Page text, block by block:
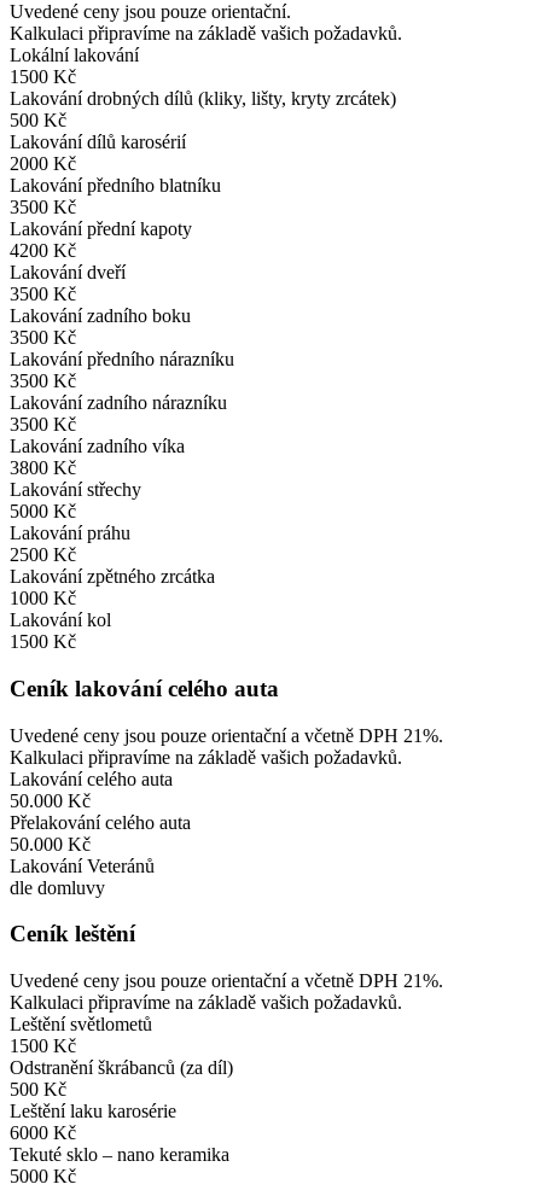
Uvedené ceny jsou pouze orientační.
Kalkulaci připravíme na základě vašich požadavků.
Lokální lakování
1500 Kč
Lakování drobných dílů (kliky, lišty, kryty zrcátek)
500 Kč
Lakování dílů karosérií
2000 Kč
Lakování předního blatníku
3500 Kč
Lakování přední kapoty
4200 Kč
Lakování dveří
3500 Kč
Lakování zadního boku
3500 Kč
Lakování předního nárazníku
3500 Kč
Lakování zadního nárazníku
3500 Kč
Lakování zadního víka
3800 Kč
Lakování střechy
5000 Kč
Lakování práhu
2500 Kč
Lakování zpětného zrcátka
1000 Kč
Lakování kol
1500 Kč
Ceník lakování celého auta
Uvedené ceny jsou pouze orientační a včetně DPH 21%.
Kalkulaci připravíme na základě vašich požadavků.
Lakování celého auta
50.000 Kč
Přelakování celého auta
50.000 Kč
Lakování Veteránů
dle domluvy
Ceník leštění
Uvedené ceny jsou pouze orientační a včetně DPH 21%.
Kalkulaci připravíme na základě vašich požadavků.
Leštění světlometů
1500 Kč
Odstranění škrábanců (za díl)
500 Kč
Leštění laku karosérie
6000 Kč
Tekuté sklo – nano keramika
5000 Kč